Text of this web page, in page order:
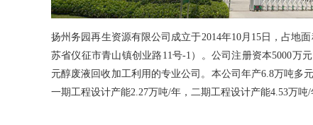
扬州务园再生资源有限公司成立于2014年10月15日，占地
苏省仪征市青山镇创业路11号-1）。公司注册资本5000万
元醇废液回收加工利用的专业公司。本公司年产6.8万吨多
一期工程设计产能2.27万吨/年，二期工程设计产能4.53万